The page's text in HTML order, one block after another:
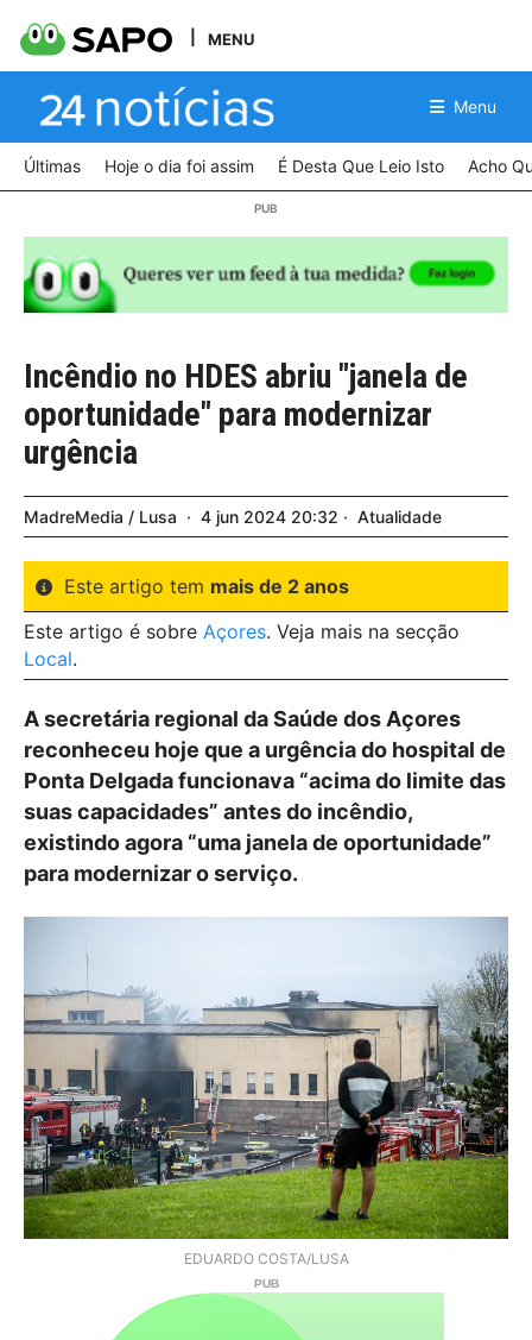
MENU
Menu
Últimas Hoje o dia foi assim É Desta Que Leio Isto Acho
Incêndio no HDES abriu "janela de
oportunidade" para modernizar
urgência
MadreMedia / Lusa 4 jun 2024 20:32 Atualidade
Este artigo tem mais de 2 anos
Este artigo é sobre Açores. Veja mais na secção
Local.
A secretária regional da Saúde dos Açores
reconheceu hoje que a urgência do hospital de
Ponta Delgada funcionava “acima do limite das
suas capacidades” antes do incêndio,
existindo agora “uma janela de oportunidade”
para modernizar o serviço.
EDUARDO COSTA/LUSA